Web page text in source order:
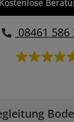
Kostenlose
08461 586